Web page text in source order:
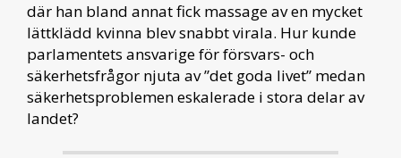
där han bland annat fick massage av en mycket
lättklädd kvinna blev snabbt virala. Hur kunde
parlamentets ansvarige för försvars- och
säkerhetsfrågor njuta av ”det goda livet” medan
säkerhetsproblemen eskalerade i stora delar av
landet?